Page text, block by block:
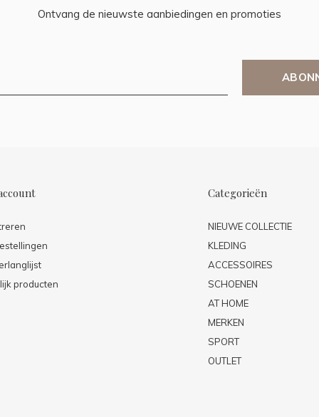
Ontvang de nieuwste aanbiedingen en promoties
producten
Categorieën
NIEUWE COLLECTIE
KLEDING
ACCESSOIRES
SCHOENEN
AT HOME
MERKEN
SPORT
OUTLET